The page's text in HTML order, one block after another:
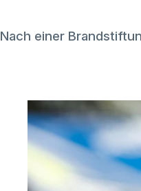
Nach einer